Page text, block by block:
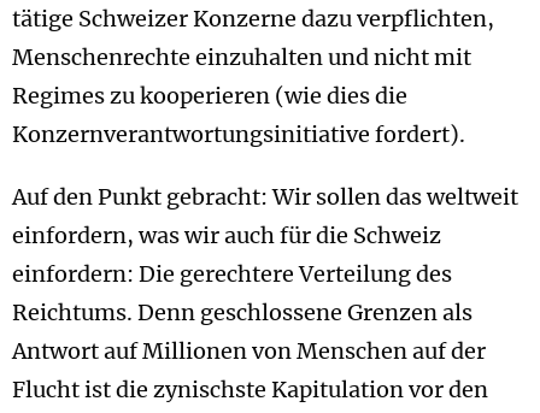
tätige Schweizer Konzerne dazu verpflichten,
Menschenrechte einzuhalten und nicht mit
Regimes zu kooperieren (wie dies die
Konzernverantwortungsinitiative fordert).
Auf den Punkt gebracht: Wir sollen das weltweit
einfordern, was wir auch für die Schweiz
einfordern: Die gerechtere Verteilung des
Reichtums. Denn geschlossene Grenzen als
Antwort auf Millionen von Menschen auf der
Flucht ist die zynischste Kapitulation vor den